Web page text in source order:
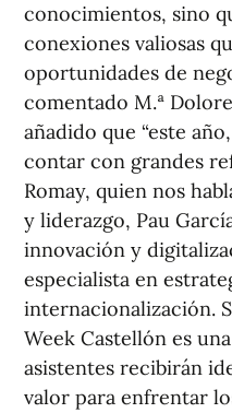
conocimientos, sino
conexiones valiosas
oportunidades de
comentado M.ª
añadido que “este
contar con grandes
Romay, quien nos
y liderazgo, Pau
innovación y
especialista en
internacionalización.
Week Castellón es
asistentes recibirán
valor para enfrentar